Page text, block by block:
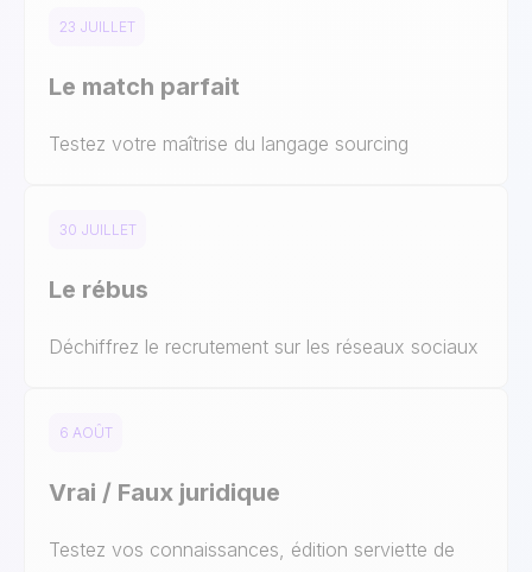
23 JUILLET
Le match parfait
Testez votre maîtrise du langage sourcing
30 JUILLET
Le rébus
Déchiffrez le recrutement sur les réseaux sociaux
6 AOÛT
Vrai / Faux juridique
Testez vos connaissances, édition serviette de